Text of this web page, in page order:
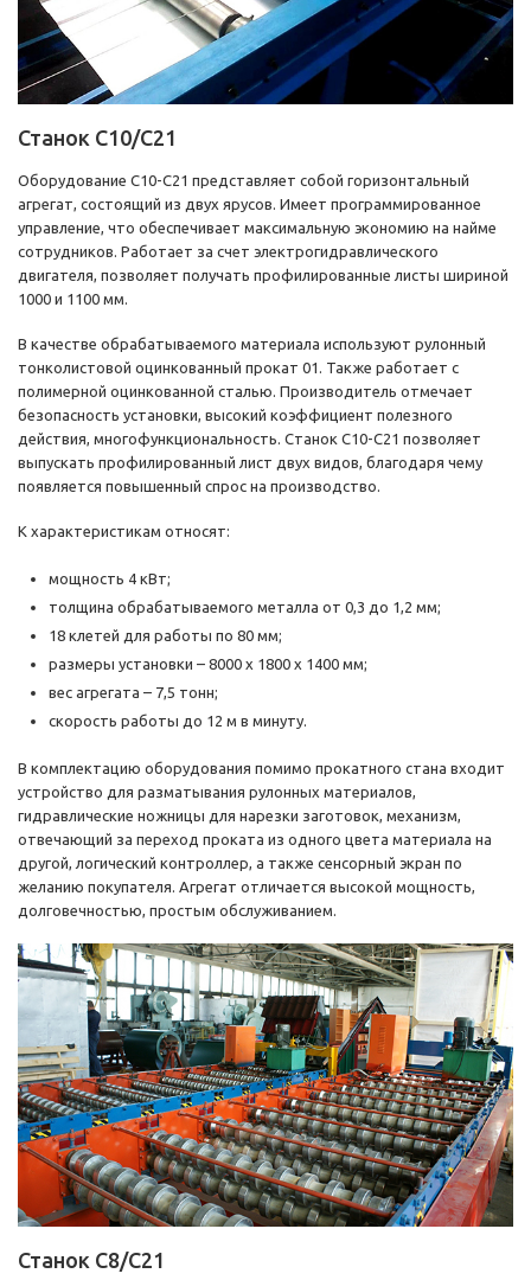
Станок С10/С21
Оборудование С10-С21 представляет собой горизонтальный
агрегат, состоящий из двух ярусов. Имеет программированное
управление, что обеспечивает максимальную экономию на найме
сотрудников. Работает за счет электрогидравлического
двигателя, позволяет получать профилированные листы шириной
1000 и 1100 мм.
В качестве обрабатываемого материала используют рулонный
тонколистовой оцинкованный прокат 01. Также работает с
полимерной оцинкованной сталью. Производитель отмечает
безопасность установки, высокий коэффициент полезного
действия, многофункциональность. Станок С10-С21 позволяет
выпускать профилированный лист двух видов, благодаря чему
появляется повышенный спрос на производство.
К характеристикам относят:
мощность 4 кВт;
толщина обрабатываемого металла от 0,3 до 1,2 мм;
18 клетей для работы по 80 мм;
размеры установки – 8000 х 1800 х 1400 мм;
вес агрегата – 7,5 тонн;
скорость работы до 12 м в минуту.
В комплектацию оборудования помимо прокатного стана входит
устройство для разматывания рулонных материалов,
гидравлические ножницы для нарезки заготовок, механизм,
отвечающий за переход проката из одного цвета материала на
другой, логический контроллер, а также сенсорный экран по
желанию покупателя. Агрегат отличается высокой мощность,
долговечностью, простым обслуживанием.
Станок С8/С21